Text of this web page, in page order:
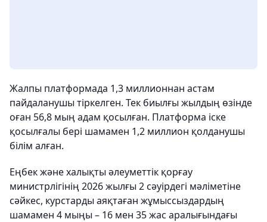
Жалпы платформада 1,3 миллионнан астам
пайдаланушы тіркелген. Тек биылғы жылдың өзінде
оған 56,8 мың адам қосылған. Платформа іске
қосылғалы бері шамамен 1,2 миллион қолданушы
білім алған.
Еңбек және халықты әлеуметтік қорғау
министрлігінің 2026 жылғы 2 сәуірдегі мәліметіне
сәйкес, курстарды аяқтаған жұмыссыздардың
шамамен 4 мыңы – 16 мен 35 жас аралығындағы